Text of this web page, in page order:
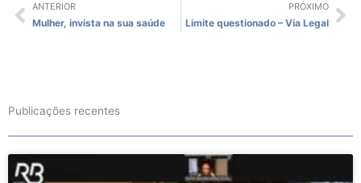
Prev
ANTERIOR
Mulher, invista na sua saúde
PRÓXIMO
Limite questionado – Via Legal
Publicações recentes